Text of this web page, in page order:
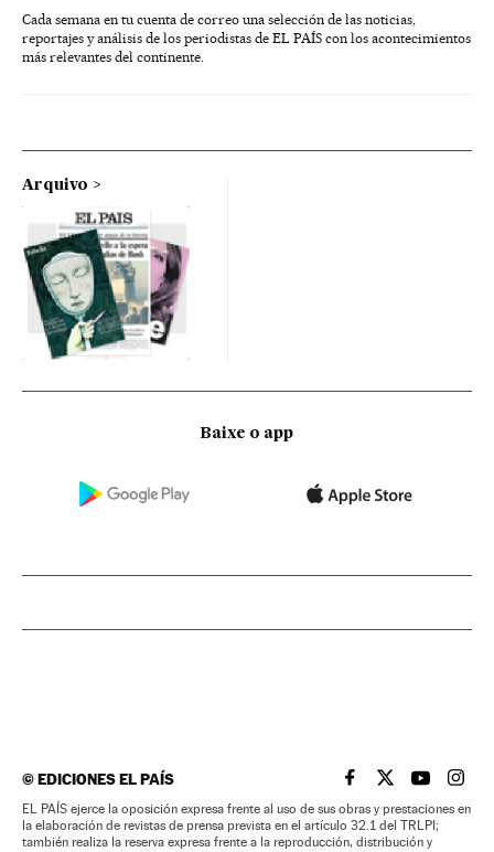
Cada semana en tu cuenta de correo una selección de las noticias,
reportajes y análisis de los periodistas de EL PAÍS con los acontecimientos
más relevantes del continente.
Arquivo
Baixe o app
©EDICIONES EL PAÍS EL PAÍS BRASIL EN
EL PAÍSEL PAÍS
EL
EL PAÍS ejerce la oposición expresa frente al uso de sus obras y prestaciones en
la elaboración de revistas de prensa prevista en el artículo 32.1 del TRLPI;
también realiza la reserva expresa frente a la reproducción, distribución y